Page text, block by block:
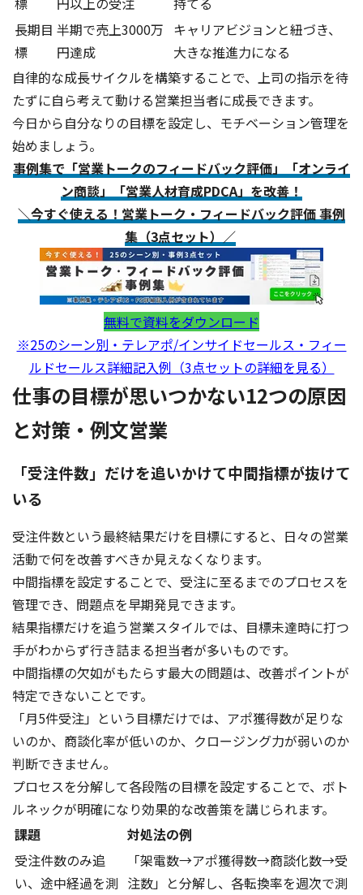
長期目
標
半期で売上3000万
円達成
キャリアビジョンと紐づき、
大きな推進力になる
自律的な成長サイクルを構築することで、上司の指示を待
たずに自ら考えて動ける営業担当者に成長できます。
今日から自分なりの目標を設定し、モチベーション管理を
始めましょう。
事例集で「営業トークのフィードバック評価」「オンライ
ン商談」「営業人材育成PDCA」を改善！
＼今すぐ使える！営業トーク・フィードバック評価 事例
集（3点セット）／
無料で資料をダウンロード
※25のシーン別・テレアポ/インサイドセールス・フィー
ルドセールス詳細記入例（3点セットの詳細を見る）
仕事の目標が思いつかない12つの原因
と対策・例文営業
「受注件数」だけを追いかけて中間指標が抜けて
いる
受注件数という最終結果だけを目標にすると、日々の営業
活動で何を改善すべきか見えなくなります。
中間指標を設定することで、受注に至るまでのプロセスを
管理でき、問題点を早期発見できます。
結果指標だけを追う営業スタイルでは、目標未達時に打つ
手がわからず行き詰まる担当者が多いものです。
中間指標の欠如がもたらす最大の問題は、改善ポイントが
特定できないことです。
「月5件受注」という目標だけでは、アポ獲得数が足りな
いのか、商談化率が低いのか、クロージング力が弱いのか
判断できません。
プロセスを分解して各段階の目標を設定することで、ボト
ルネックが明確になり効果的な改善策を講じられます。
課題
対処法の例
受注件数のみ追
い、途中経過を測
「架電数→アポ獲得数→商談化数→受
注数」と分解し、各転換率を週次で測